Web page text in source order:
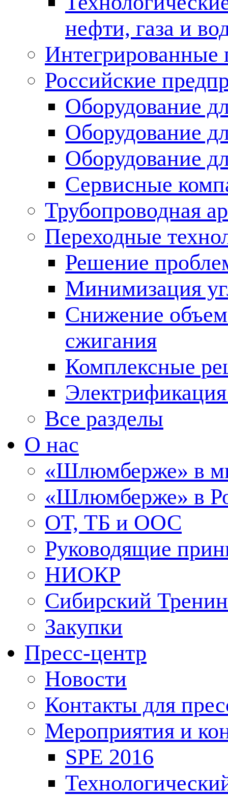
нефти, газа и
Российские
Оборудование
Оборудование
Оборудование
Сервисные
Трубопроводная
Переходные
Решение
Минимизация
Снижение
сжигания
Комплексные
Все разделы
О нас
«Шлюмберже» в
«Шлюмберже» в
ОТ, ТБ и ООС
Руководящие
НИОКР
Сибирский
Закупки
Пресс-центр
Новости
Контакты для
Мероприятия и
SPE 2016